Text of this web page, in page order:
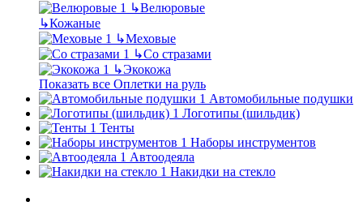
↳Велюровые
↳Кожаные
↳Меховые
↳Со стразами
↳Экокожа
Показать все Оплетки на руль
Автомобильные подушки
Логотипы (шильдик)
Тенты
Наборы инструментов
Автоодеяла
Накидки на стекло